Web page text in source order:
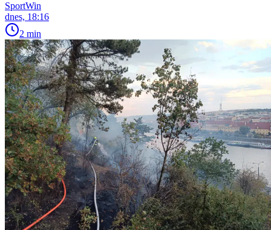
SportWin
dnes, 18:16
2 min